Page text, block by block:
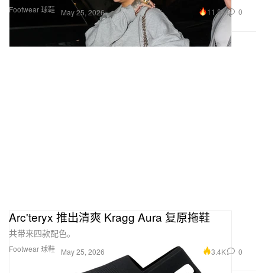
Footwear 球鞋 May 25, 2026 11.8K 0
Footwear 球鞋
Arc'teryx 推出清爽 Kragg Aura 复原拖鞋
共带来四款配色。
May 25, 2026 3.4K 0